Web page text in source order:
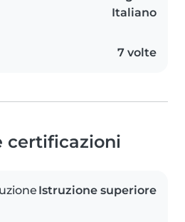
Italiano
7 volte
certificazioni
Istruzione superiore